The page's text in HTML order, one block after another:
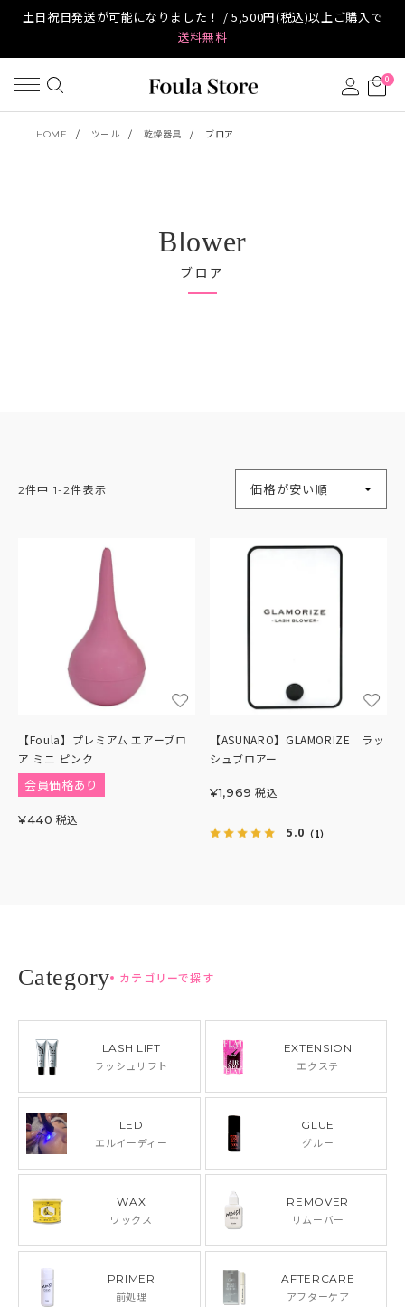
土日祝日発送が可能になりました！ / 5,500円(税込)以上ご購入で
送料無料
0
HOME ツール 乾燥器具 ブロア
Blower
ブロア
並び替え
価格が安い順
2件中 1-2件表示
【Foula】プレミアム エアーブロ
ア ミニ ピンク
会員価格あり
¥440 税込
【ASUNARO】GLAMORIZE ラッ
シュブロアー
¥1,969 税込
5.0 （1）
カテゴリーで探す
LASH LIFT
ラッシュリフト
EXTENSION
エクステ
LED
エルイーディー
GLUE
グルー
WAX
ワックス
REMOVER
リムーバー
PRIMER
前処理
AFTERCARE
アフターケア